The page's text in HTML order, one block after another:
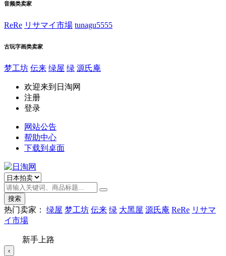
音频类卖家
ReRe リサマイ市場 tunagu5555
古玩字画类卖家
梦工坊 伝来 绿屋 绿 源氏庵
欢迎来到日淘网
注册
登录
网站公告
帮助中心
下载到桌面
搜索
热门卖家： 绿屋 梦工坊 伝来 绿 大黑屋 源氏庵 ReRe リサマ
イ市場
新手上路
‹